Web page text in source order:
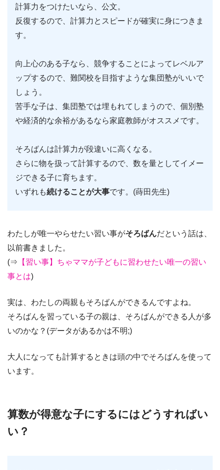
計算力をつけたいなら、公文。
反復するので、計算力とスピードが確実に身につきま
す。
向上心のある子なら、競争することによってレベルア
ップするので、難関校を目指すような集団塾がいいで
しょう。
苦手な子は、集団塾では埋もれてしまうので、個別塾
や経済的な余裕があるなら家庭教師がオススメです。
そろばんは計算力が段違いに高くなる。
さらに物を扱って計算するので、数を量としてイメー
ジできる子に育ちます。
いずれも続けることが大事です。(蒔田先生)
わたしが唯一やらせたい習い事がそろばんだという話は、
以前書きました。
(⇒ 【習い事】ちゃママが子どもに習わせたい唯一の習い
事とは)
実は、わたしの両親もそろばんができるんですよね。
そろばんを習っている子の親は、そろばんができる人が多
いのかな？(データがあるかは不明;)
大人になっても計算するときは頭の中でそろばんを使って
います。
算数が得意な子にするにはどうすればい
い？